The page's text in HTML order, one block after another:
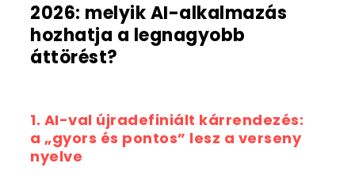
2026: melyik AI-alkalmazás
hozhatja a legnagyobb
áttörést?
1. AI-val újradefiniált kárrendezés:
a „gyors és pontos” lesz a verseny
nyelve